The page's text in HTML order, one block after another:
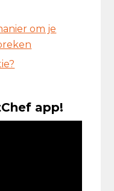
om je
app!